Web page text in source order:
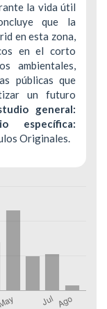
la vida útil
que la
en esta zona,
en el corto
ambientales,
públicas que
un futuro
general:
específica:
Originales.